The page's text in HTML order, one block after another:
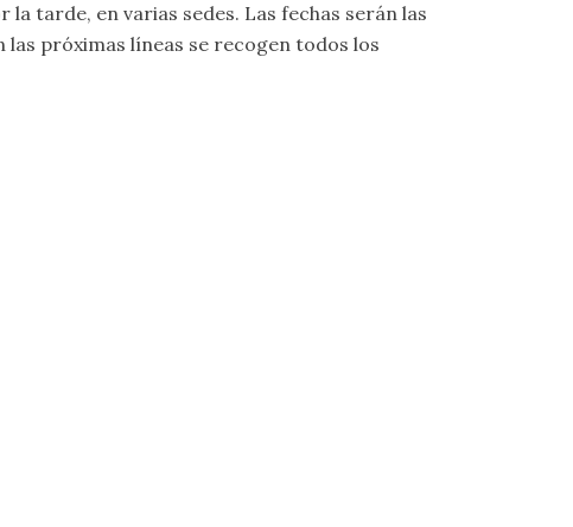
tarde, en varias sedes. Las fechas serán las
las próximas líneas se recogen todos los